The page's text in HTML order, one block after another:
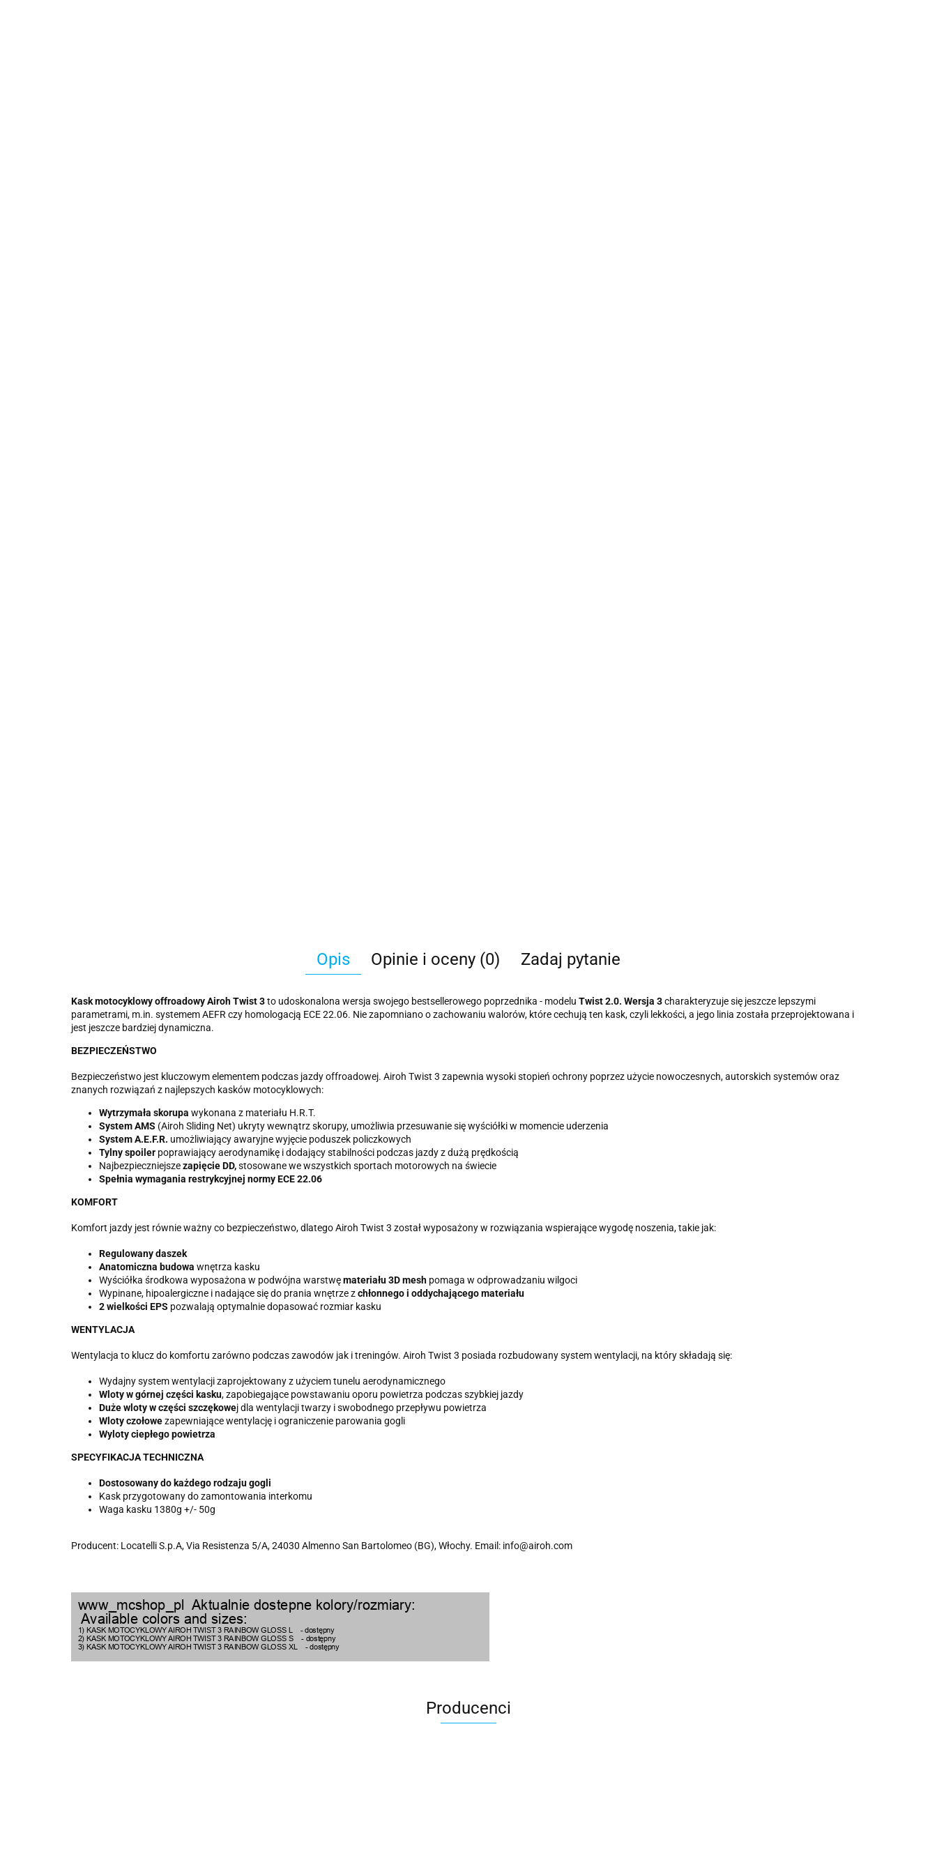
Opis Opinie i oceny (0) Zadaj pytanie
Kask motocyklowy offroadowy Airoh Twist 3to udoskonalona wersja swojego bestsellerowego poprzednika - modelu Twist 2.0. Wersja 3charakteryzuje się jeszcze lepszymi
parametrami, m.in. systemem AEFR czy homologacją ECE 22.06. Nie zapomniano o zachowaniu walorów, które cechują ten kask, czyli lekkości, a jego linia została przeprojektowana i
jest jeszcze bardziej dynamiczna.
BEZPIECZEŃSTWO
Bezpieczeństwo jest kluczowym elementem podczas jazdy offroadowej. Airoh Twist 3 zapewnia wysoki stopień ochrony poprzez użycie nowoczesnych, autorskich systemów oraz
znanych rozwiązań z najlepszych kasków motocyklowych:
Wytrzymała skorupa wykonana z materiału H.R.T.
System AMS (Airoh Sliding Net) ukryty wewnątrz skorupy, umożliwia przesuwanie się wyściółki w momencie uderzenia
System A.E.F.R. umożliwiający awaryjne wyjęcie poduszek policzkowych
Tylny spoiler poprawiający aerodynamikę i dodający stabilności podczas jazdy z dużą prędkością
Najbezpieczniejszezapięcie DD,stosowane we wszystkich sportach motorowych na świecie
Spełnia wymagania restrykcyjnej normy ECE 22.06
KOMFORT
Komfort jazdy jest równie ważny co bezpieczeństwo, dlatego Airoh Twist 3 został wyposażony w rozwiązania wspierające wygodę noszenia, takie jak:
Regulowany daszek
Anatomiczna budowa wnętrza kasku
Wyściółka środkowa wyposażona w podwójna warstwęmateriału 3D mesh pomaga w odprowadzaniu wilgoci
Wypinane, hipoalergiczne i nadające się do prania wnętrze zchłonnego i oddychającego materiału
2 wielkości EPS pozwalają optymalnie dopasować rozmiar kasku
WENTYLACJA
Wentylacja to klucz do komfortu zarówno podczas zawodów jak i treningów. Airoh Twist 3 posiada rozbudowany system wentylacji, na który składają się:
Wydajny system wentylacji zaprojektowany z użyciem tunelu aerodynamicznego
Wloty w górnej części kasku, zapobiegające powstawaniu oporu powietrza podczas szybkiej jazdy
Duże wloty w części szczękowej dla wentylacji twarzy i swobodnego przepływu powietrza
Wloty czołowezapewniające wentylację i ograniczenie parowania gogli
Wyloty ciepłego powietrza
SPECYFIKACJA TECHNICZNA
Dostosowany do każdego rodzaju gogli
Kask przygotowany do zamontowania interkomu
Waga kasku 1380g +/- 50g
Producent: Locatelli S.p.A, Via Resistenza 5/A, 24030 Almenno San Bartolomeo (BG), Włochy. Email: info@airoh.com
Producenci